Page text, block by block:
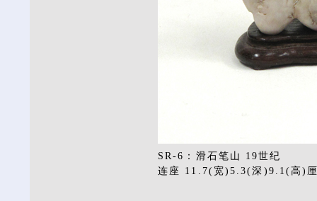
SR-6：滑石笔山 19世纪
连座 11.7(宽)5.3(深)9.1(高)